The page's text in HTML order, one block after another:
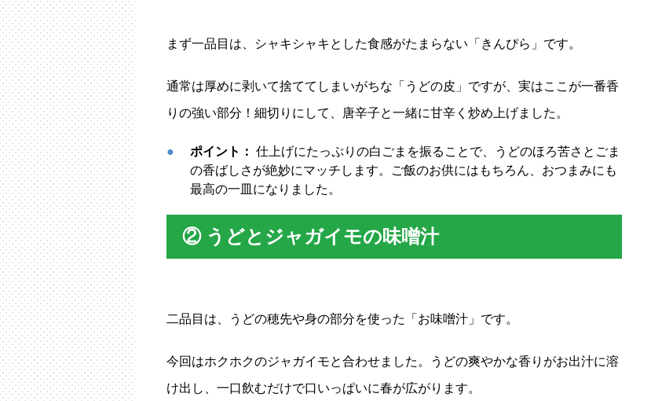
まず一品目は、シャキシャキとした食感がたまらない「きんぴら」です。
通常は厚めに剥いて捨ててしまいがちな「うどの皮」ですが、実はここが一番香
りの強い部分！細切りにして、唐辛子と一緒に甘辛く炒め上げました。
ポイント： 仕上げにたっぷりの白ごまを振ることで、うどのほろ苦さとごま
の香ばしさが絶妙にマッチします。ご飯のお供にはもちろん、おつまみにも
最高の一皿になりました。
② うどとジャガイモの味噌汁
二品目は、うどの穂先や身の部分を使った「お味噌汁」です。
今回はホクホクのジャガイモと合わせました。うどの爽やかな香りがお出汁に溶
け出し、一口飲むだけで口いっぱいに春が広がります。